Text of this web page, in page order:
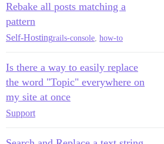
Rebake all posts matching a
pattern
Self-Hostingrails-console how-to
Is there a way to easily replace
the word "Topic" everywhere on
my site at once
Support